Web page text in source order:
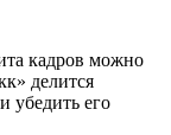
кадров можно
делится
убедить его